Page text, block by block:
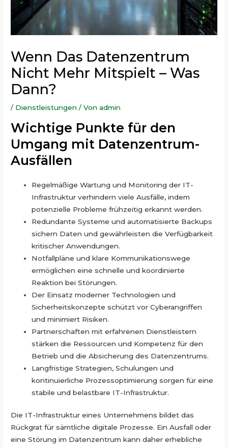
Wenn Das Datenzentrum
Nicht Mehr Mitspielt – Was
Dann?
/ Dienstleistungen / Vonadmin
Wichtige Punkte für den
Umgang mit Datenzentrum-
Ausfällen
Regelmäßige Wartung und Monitoring der IT-
Infrastruktur verhindern viele Ausfälle, indem
potenzielle Probleme frühzeitig erkannt werden.
Redundante Systeme und automatisierte Backups
sichern Daten und gewährleisten die Verfügbarkeit
kritischer Anwendungen.
Notfallpläne und klare Kommunikationswege
ermöglichen eine schnelle und koordinierte
Reaktion bei Störungen.
Der Einsatz moderner Technologien und
Sicherheitskonzepte schützt vor Cyberangriffen
und minimiert Risiken.
Partnerschaften mit erfahrenen Dienstleistern
stärken die Ressourcen und Kompetenz für den
Betrieb und die Absicherung des Datenzentrums.
Langfristige Strategien, Schulungen und
kontinuierliche Prozessoptimierung sorgen für eine
stabile und belastbare IT-Infrastruktur.
Die IT-Infrastruktur eines Unternehmens bildet das
Rückgrat für sämtliche digitale Prozesse. Ein Ausfall oder
eine Störung im Datenzentrum kann daher erhebliche